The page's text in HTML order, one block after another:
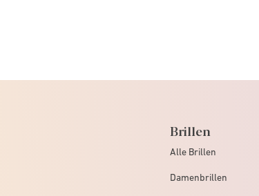
Brillen
Alle Brillen
Damenbrillen